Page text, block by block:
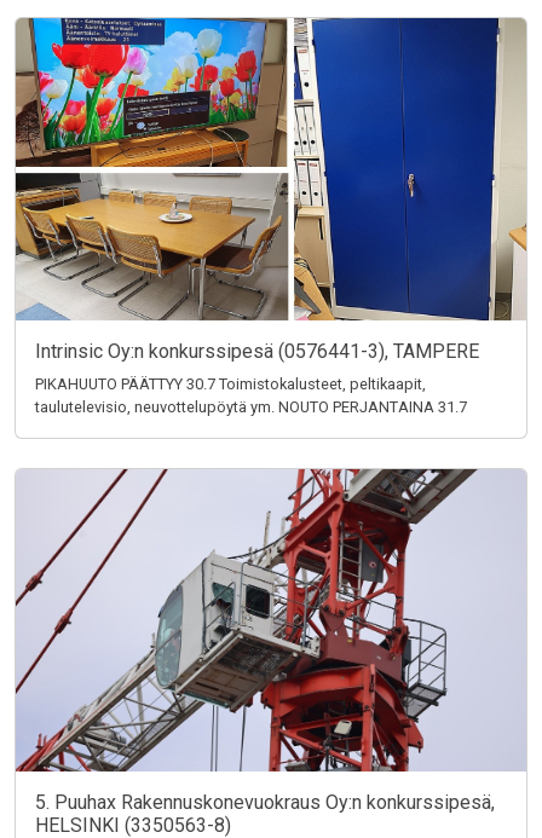
Intrinsic Oy:n konkurssipesä (0576441-3), TAMPERE
PIKAHUUTO PÄÄTTYY 30.7 Toimistokalusteet, peltikaapit,
taulutelevisio, neuvottelupöytä ym. NOUTO PERJANTAINA 31.7
5. Puuhax Rakennuskonevuokraus Oy:n konkurssipesä,
HELSINKI (3350563-8)